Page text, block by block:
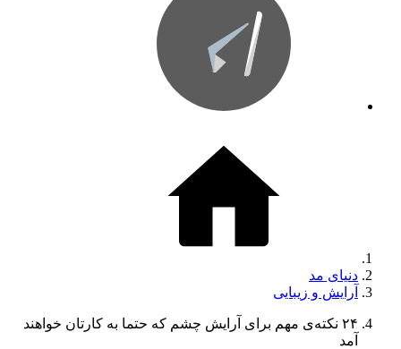
دنیای مد
آرایش و زیبایی
۲۴ نکته‌ی مهم برای آرایش چشم که حتما به کارتان خواهند
آمد